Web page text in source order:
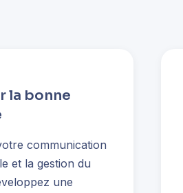
la bonne
communication
et la gestion du
une